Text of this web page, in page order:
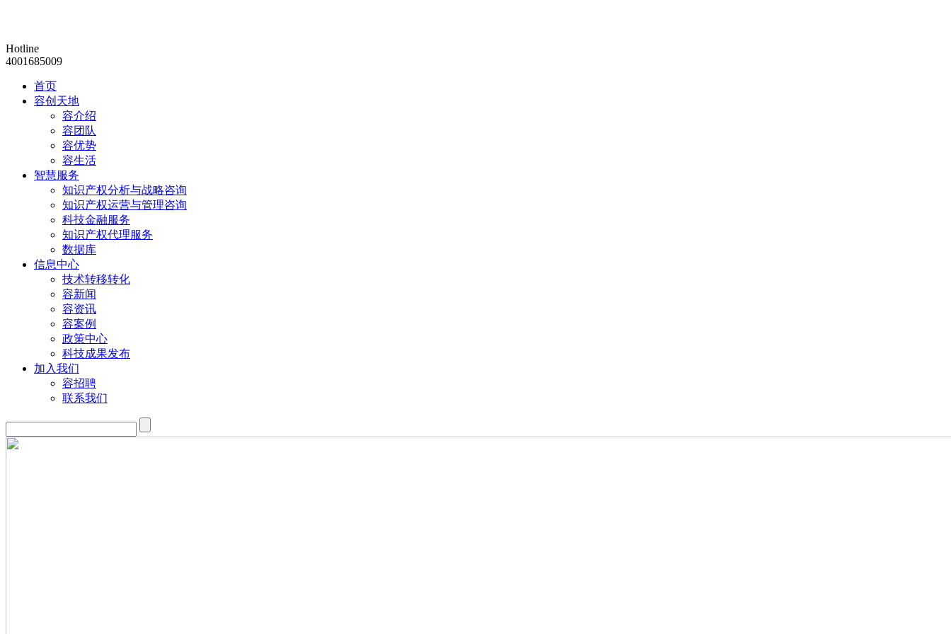
Hotline
4001685009
首页
容创天地
容介绍
容团队
容优势
容生活
智慧服务
知识产权分析与战略咨询
知识产权运营与管理咨询
科技金融服务
知识产权代理服务
数据库
信息中心
技术转移转化
容新闻
容资讯
容案例
政策中心
科技成果发布
加入我们
容招聘
联系我们